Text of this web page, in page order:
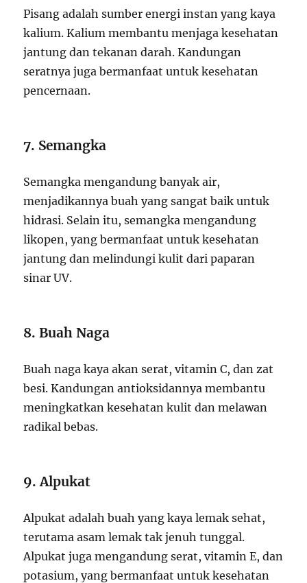
Pisang adalah sumber energi instan yang kaya
kalium. Kalium membantu menjaga kesehatan
jantung dan tekanan darah. Kandungan
seratnya juga bermanfaat untuk kesehatan
pencernaan.
7. Semangka
Semangka mengandung banyak air,
menjadikannya buah yang sangat baik untuk
hidrasi. Selain itu, semangka mengandung
likopen, yang bermanfaat untuk kesehatan
jantung dan melindungi kulit dari paparan
sinar UV.
8. Buah Naga
Buah naga kaya akan serat, vitamin C, dan zat
besi. Kandungan antioksidannya membantu
meningkatkan kesehatan kulit dan melawan
radikal bebas.
9. Alpukat
Alpukat adalah buah yang kaya lemak sehat,
terutama asam lemak tak jenuh tunggal.
Alpukat juga mengandung serat, vitamin E, dan
potasium, yang bermanfaat untuk kesehatan